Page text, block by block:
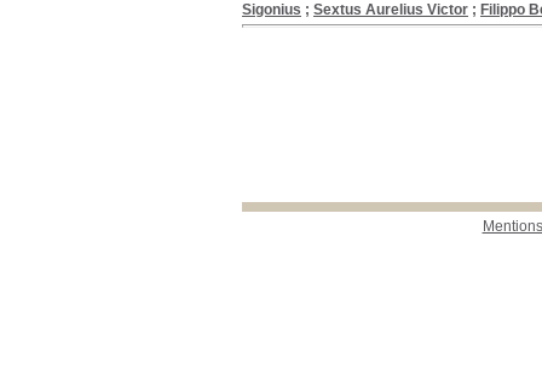
Sigonius ; Sextus Aurelius Victor ; Filippo